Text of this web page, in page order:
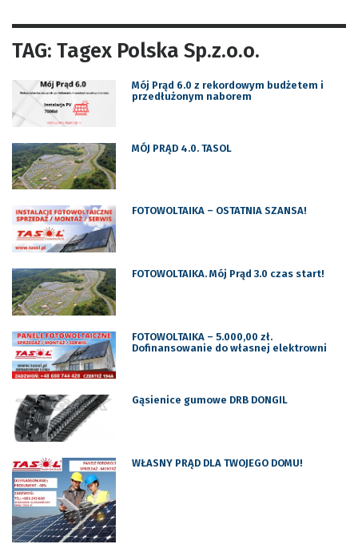
TAG: Tagex Polska Sp.z.o.o.
Mój Prąd 6.0 z rekordowym budżetem i
przedłużonym naborem
MÓJ PRĄD 4.0. TASOL
FOTOWOLTAIKA – OSTATNIA SZANSA!
FOTOWOLTAIKA. Mój Prąd 3.0 czas start!
FOTOWOLTAIKA – 5.000,00 zł.
Dofinansowanie do własnej elektrowni
Gąsienice gumowe DRB DONGIL
WŁASNY PRĄD DLA TWOJEGO DOMU!